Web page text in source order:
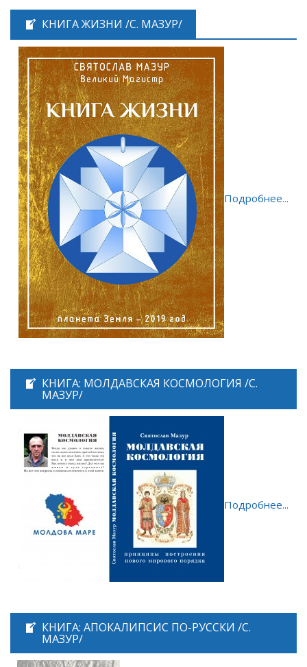
КНИГА ЖИЗНИ /С. МАЗУР/
Подробнее...
КНИГА: МОЛДАВСКАЯ КОСМОЛОГИЯ /С.
МАЗУР/
Подробнее...
КНИГА: АПОКАЛИПСИС ПО-РУССКИ /С.
МАЗУР/